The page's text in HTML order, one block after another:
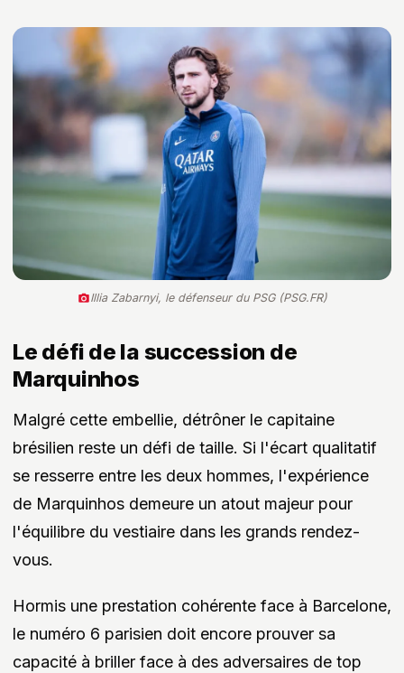
Illia Zabarnyi, le défenseur du PSG (PSG.FR)
Le défi de la succession de
Marquinhos
Malgré cette embellie, détrôner le capitaine
brésilien reste un défi de taille. Si l'écart qualitatif
se resserre entre les deux hommes, l'expérience
de Marquinhos demeure un atout majeur pour
l'équilibre du vestiaire dans les grands rendez-
vous.
Hormis une prestation cohérente face à Barcelone,
le numéro 6 parisien doit encore prouver sa
capacité à briller face à des adversaires de top